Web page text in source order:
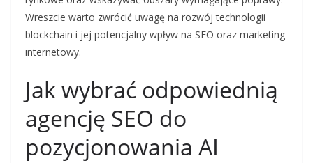
Wreszcie warto zwrócić uwagę na rozwój technologii
blockchain i jej potencjalny wpływ na SEO oraz marketing
internetowy.
Jak wybrać odpowiednią
agencję SEO do
pozycjonowania AI